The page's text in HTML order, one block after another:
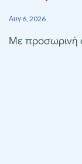
Αυγ 6, 2026
Με προσωρινή